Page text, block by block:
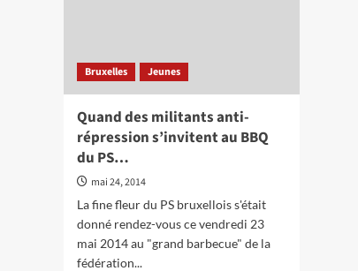
Bruxelles Jeunes
Quand des militants anti-
répression s’invitent au BBQ
du PS…
mai 24, 2014
La fine fleur du PS bruxellois s'était
donné rendez-vous ce vendredi 23
mai 2014 au "grand barbecue" de la
fédération...